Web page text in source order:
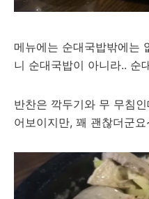
메뉴에는 순대국밥밖에는
니 순대국밥이 아니라.. 순
반찬은 깍두기와 무 무침
어보이지만, 꽤 괜찮더군요